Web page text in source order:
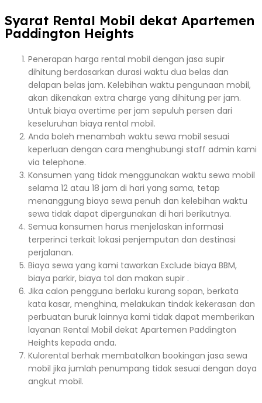
Syarat Rental Mobil dekat Apartemen
Paddington Heights
Penerapan harga rental mobil dengan jasa supir
dihitung berdasarkan durasi waktu dua belas dan
delapan belas jam. Kelebihan waktu pengunaan mobil,
akan dikenakan extra charge yang dihitung per jam.
Untuk biaya overtime per jam sepuluh persen dari
keseluruhan biaya rental mobil.
Anda boleh menambah waktu sewa mobil sesuai
keperluan dengan cara menghubungi staff admin kami
via telephone.
Konsumen yang tidak menggunakan waktu sewa mobil
selama 12 atau 18 jam di hari yang sama, tetap
menanggung biaya sewa penuh dan kelebihan waktu
sewa tidak dapat dipergunakan di hari berikutnya.
Semua konsumen harus menjelaskan informasi
terperinci terkait lokasi penjemputan dan destinasi
perjalanan.
Biaya sewa yang kami tawarkan Exclude biaya BBM,
biaya parkir, biaya tol dan makan supir .
Jika calon pengguna berlaku kurang sopan, berkata
kata kasar, menghina, melakukan tindak kekerasan dan
perbuatan buruk lainnya kami tidak dapat memberikan
layanan Rental Mobil dekat Apartemen Paddington
Heights kepada anda.
Kulorental berhak membatalkan bookingan jasa sewa
mobil jika jumlah penumpang tidak sesuai dengan daya
angkut mobil.